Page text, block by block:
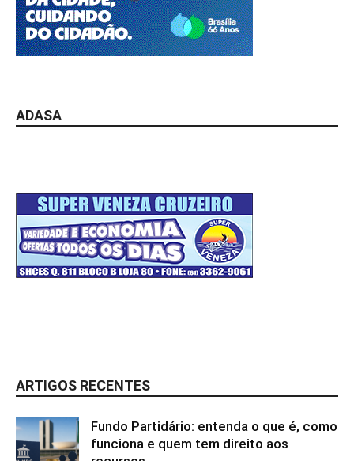
ADASA
ARTIGOS RECENTES
Fundo Partidário: entenda o que é, como
funciona e quem tem direito aos